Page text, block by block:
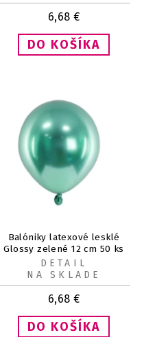
6,68 €
Balóniky latexové lesklé
Glossy zelené 12 cm 50 ks
6,68 €
DETAIL
NA SKLADE